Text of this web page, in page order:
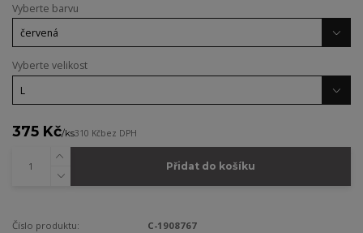
Vyberte barvu
Vyberte velikost
375 Kč/ks310 Kčbez DPH
Přidat do košíku
Číslo produktu:
C-1908767